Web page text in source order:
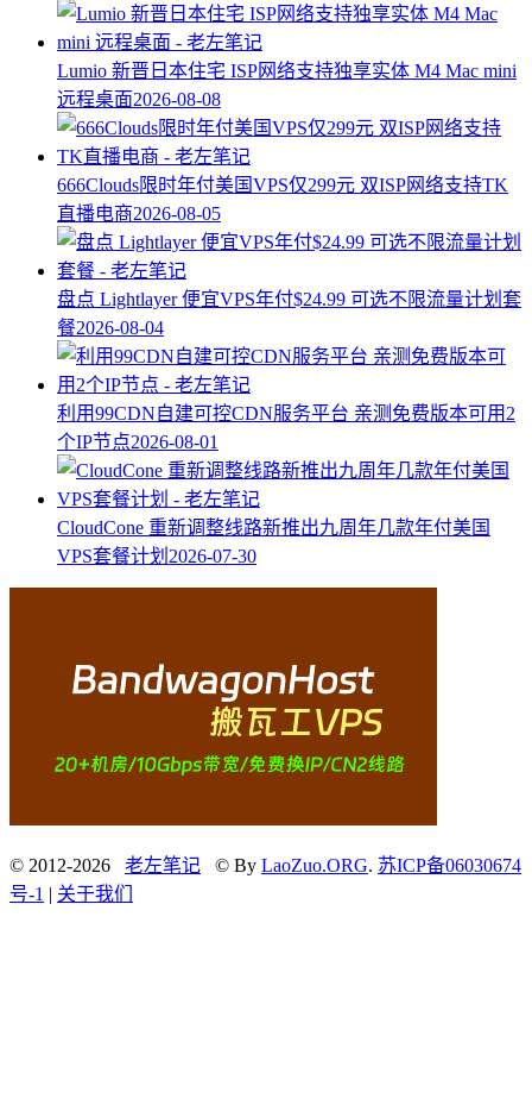
Lumio 新晋日本住宅 ISP网络支持独享实体 M4 Mac mini
远程桌面2026-08-08
666Clouds限时年付美国VPS仅299元 双ISP网络支持TK
直播电商2026-08-05
盘点 Lightlayer 便宜VPS年付$24.99 可选不限流量计划套
餐2026-08-04
利用99CDN自建可控CDN服务平台 亲测免费版本可用2
个IP节点2026-08-01
CloudCone 重新调整线路新推出九周年几款年付美国
VPS套餐计划 2026-07-30
© 2012-2026 老左笔记 © By LaoZuo.ORG. 苏ICP备06030674
号-1 | 关于我们